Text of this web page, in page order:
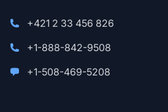
+421 2 33 456 826
+1-888-842-9508
+1-508-469-5208